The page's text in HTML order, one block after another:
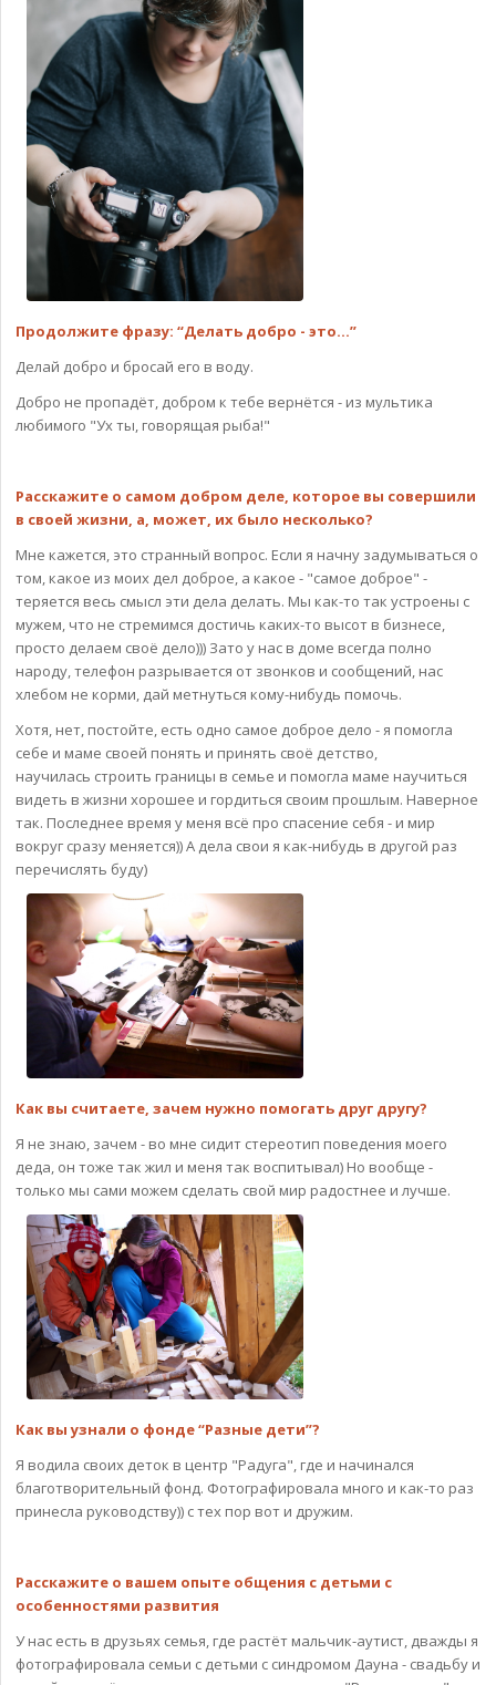
Продолжите фразу: “Делать добро - это…”
Делай добро и бросай его в воду.
Добро не пропадёт, добром к тебе вернётся - из мультика
любимого "Ух ты, говорящая рыба!"
Расскажите о самом добром деле, которое вы совершили
в своей жизни, а, может, их было несколько?
Мне кажется, это странный вопрос. Если я начну задумываться о
том, какое из моих дел доброе, а какое - "самое доброе" -
теряется весь смысл эти дела делать. Мы как-то так устроены с
мужем, что не стремимся достичь каких-то высот в бизнесе,
просто делаем своё дело))) Зато у нас в доме всегда полно
народу, телефон разрывается от звонков и сообщений, нас
хлебом не корми, дай метнуться кому-нибудь помочь.
Хотя, нет, постойте, есть одно самое доброе дело - я помогла
себе и маме своей понять и принять своё детство,
научилась строить границы в семье и помогла маме научиться
видеть в жизни хорошее и гордиться своим прошлым. Наверное
так. Последнее время у меня всё про спасение себя - и мир
вокруг сразу меняется)) А дела свои я как-нибудь в другой раз
перечислять буду)
Как вы считаете, зачем нужно помогать друг другу?
Я не знаю, зачем - во мне сидит стереотип поведения моего
деда, он тоже так жил и меня так воспитывал) Но вообще -
только мы сами можем сделать свой мир радостнее и лучше.
Как вы узнали о фонде “Разные дети”?
Я водила своих деток в центр "Радуга", где и начинался
благотворительный фонд. Фотографировала много и как-то раз
принесла руководству)) с тех пор вот и дружим.
Расскажите о вашем опыте общения с детьми с
особенностями развития
У нас есть в друзьях семья, где растёт мальчик-аутист, дважды я
фотографировала семьи с детьми с синдромом Дауна - свадьбу и